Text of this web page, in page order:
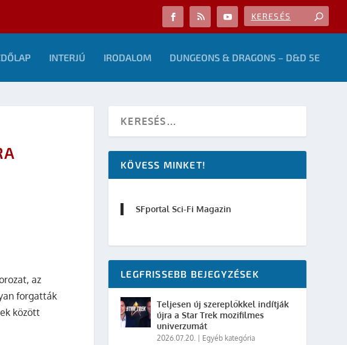
INTERJÚ IRODALOM DUNGEONS & DRAGONS – D&D 5E
az
forgatták
között
KÖVESS MINKET!
SFportal Sci-Fi Magazin
LEGFRISSEBB BEJEGYZÉSEK
Teljesen új szereplőkkel indítják
újra a Star Trek mozifilmes
univerzumát
2026.07.20. Egyéb kategória